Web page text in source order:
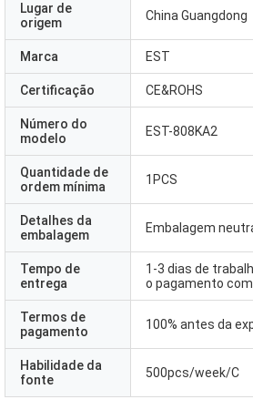
Lugar de
origem
China Guangdong
Marca EST
Certificação CE&ROHS
Número do
modelo
EST-808KA2
Quantidade de
ordem mínima
1PCS
Detalhes da
embalagem
Embalagem
Tempo de
entrega
1-3 dias de
o pagamento
Termos de
pagamento
100% antes da
Habilidade da
fonte
500pcs/week/C